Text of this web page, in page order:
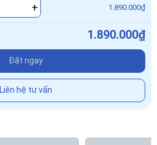
+ 1.890.000₫
1.890.000₫
Đặt ngay
Liên hệ tư vấn